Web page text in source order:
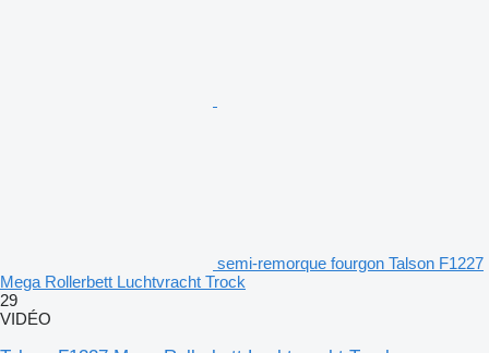
semi-remorque fourgon Talson F1227
Mega Rollerbett Luchtvracht Trock
29
VIDÉO